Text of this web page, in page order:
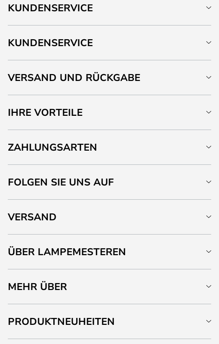
KUNDENSERVICE
KUNDENSERVICE
VERSAND UND RÜCKGABE
IHRE VORTEILE
ZAHLUNGSARTEN
FOLGEN SIE UNS AUF
VERSAND
ÜBER LAMPEMESTEREN
MEHR ÜBER
PRODUKTNEUHEITEN